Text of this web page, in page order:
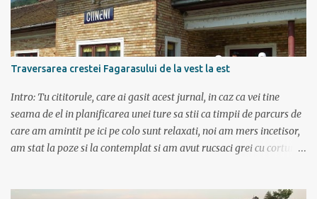
sa ridice mana sus). Am inghesuit cu greu rucsacii, corturile, sacii
de dormit si mancarea in masina.
Traversarea crestei Fagarasului de la vest la est
Intro: Tu cititorule, care ai gasit acest jurnal, in caz ca vei tine
seama de el in planificarea unei ture sa stii ca timpii de parcurs de
care am amintit pe ici pe colo sunt relaxati, noi am mers incetisor,
am stat la poze si la contemplat si am avut rucsaci grei cu corturi si